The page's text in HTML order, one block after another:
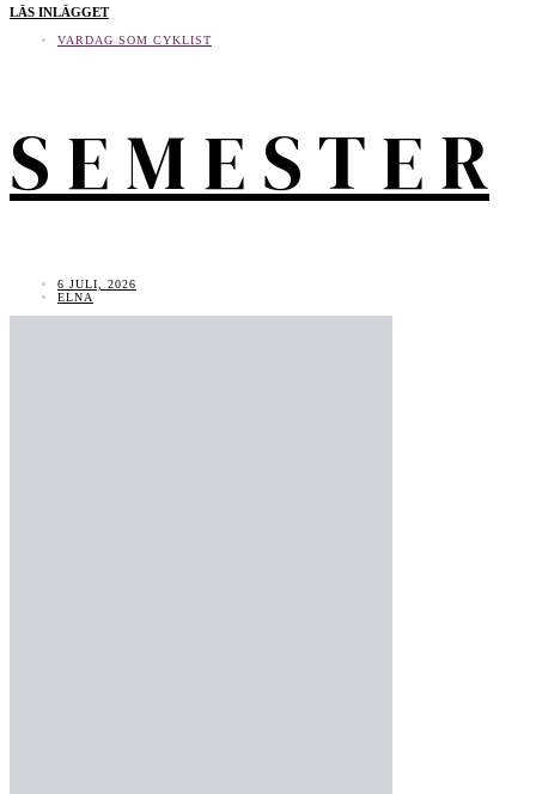
LÄS INLÄGGET
VARDAG SOM CYKLIST
S E M E S T E R
6 JULI, 2026
ELNA